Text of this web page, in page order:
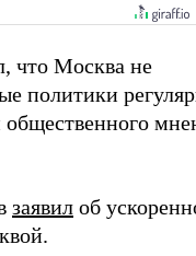
что Москва не
политики
общественного
заявил об